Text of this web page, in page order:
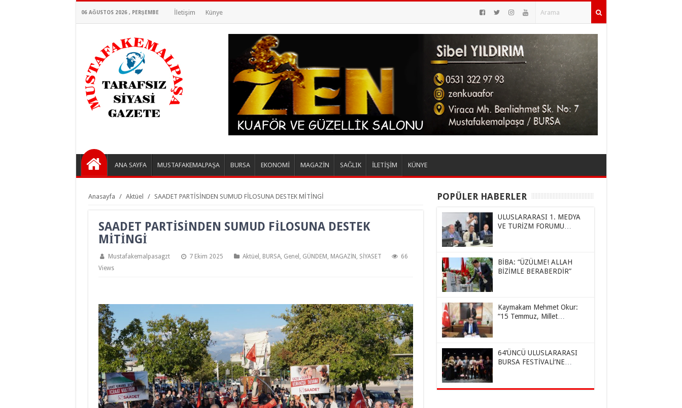
06 AĞUSTOS 2026 , PERŞEMBE İletişim Künye
ANA SAYFA MUSTAFAKEMALPAŞA BURSA EKONOMİ MAGAZİN SAĞLIK İLETİŞİM KÜNYE
Anasayfa / Aktüel / SAADET PARTİSİNDEN SUMUD FİLOSUNA DESTEK MİTİNGİ
SAADET PARTİSİNDEN SUMUD FİLOSUNA DESTEK
MİTİNGİ
Mustafakemalpasagzt 7 Ekim 2025 Aktüel , BURSA, Genel , GÜNDEM , MAGAZİN , SİYASET
66
Views
POPÜLER HABERLER
ULUSLARARASI 1. MEDYA
VE TURİZM FORUMU
BİBA: “ÜZÜLME! ALLAH
BİZİMLE BERABERDİR”
Kaymakam Mehmet Okur:
“15 Temmuz, Millet
64’ÜNCÜ ULUSLARARASI
BURSA FESTİVALİ’NE